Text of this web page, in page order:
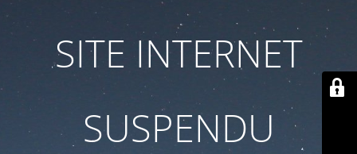
SITE INTERNET
SUSPENDU